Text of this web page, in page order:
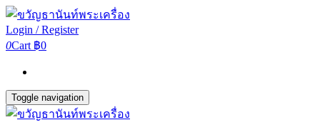
Login / Register
0Cart ฿0
Toggle navigation